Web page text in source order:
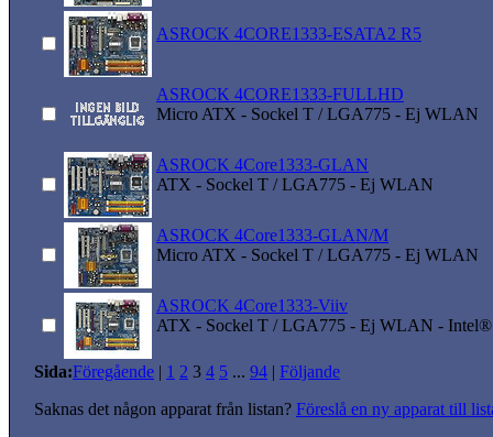
ASROCK 4CORE1333-ESATA2 R5
ASROCK 4CORE1333-FULLHD
Micro ATX - Sockel T / LGA775 - Ej WLAN
ASROCK 4Core1333-GLAN
ATX - Sockel T / LGA775 - Ej WLAN
ASROCK 4Core1333-GLAN/M
Micro ATX - Sockel T / LGA775 - Ej WLAN
ASROCK 4Core1333-Viiv
ATX - Sockel T / LGA775 - Ej WLAN - Intel®
Sida:Föregående | 1 2 3 4 5 ... 94 | Följande
Saknas det någon apparat från listan? Föreslå en ny apparat till